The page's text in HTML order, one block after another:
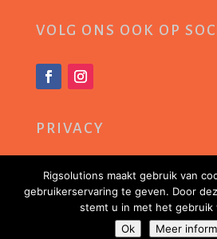
VOLG ONS OOK OP
PRIVACY
COOKIEBELEID
Copyright © Rigsolutions |
Rigsolutions maakt gebruik van
gebruikerservaring te geven. Door
stemt u in met het gebruik
Ok
Meer